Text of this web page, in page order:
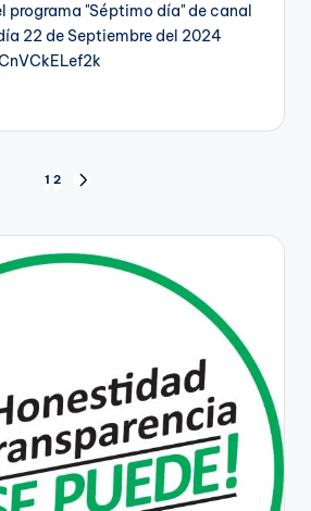
programa "Séptimo día" de canal
22 de Septiembre del 2024
1 2